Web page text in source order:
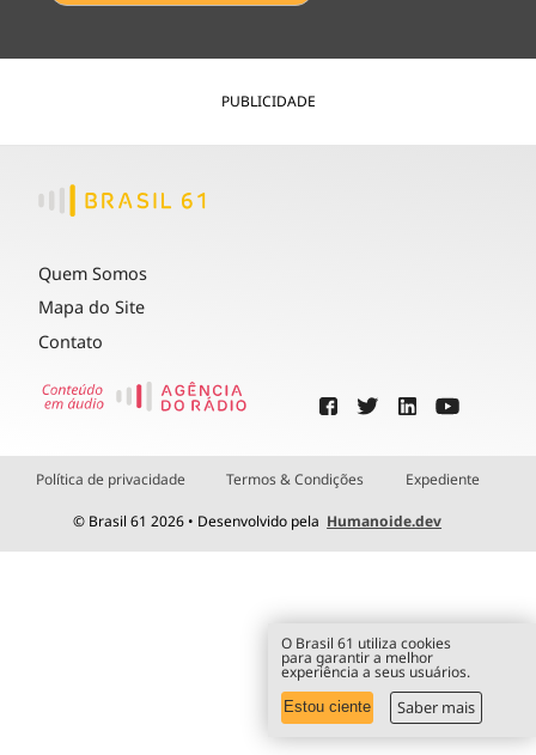
PUBLICIDADE
Quem Somos
Mapa do Site
Contato
Política de privacidade Termos & Condições Expediente
© Brasil 61 2026 • Desenvolvido pela Humanoide.dev
O Brasil 61 utiliza cookies
para garantir a melhor
experiência a seus usuários.
Estou ciente Saber mais